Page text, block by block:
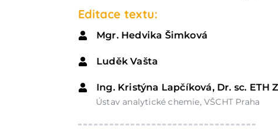
Editace textu:
Mgr. Hedvika Šimková
Luděk Vašta
Ing. Kristýna Lapčíková, Dr. sc. ETH
Ústav analytické chemie, VŠCHT Praha